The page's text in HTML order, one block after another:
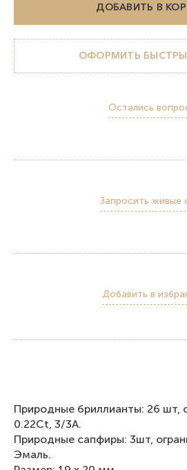
ДОБАВИТЬ В
ОФОРМИТЬ
Остались
Запросить живые
Добавить в
Природные бриллианты: 26 шт,
0.22Ct, 3/3А.
Природные сапфиры: 3шт,
Эмаль.